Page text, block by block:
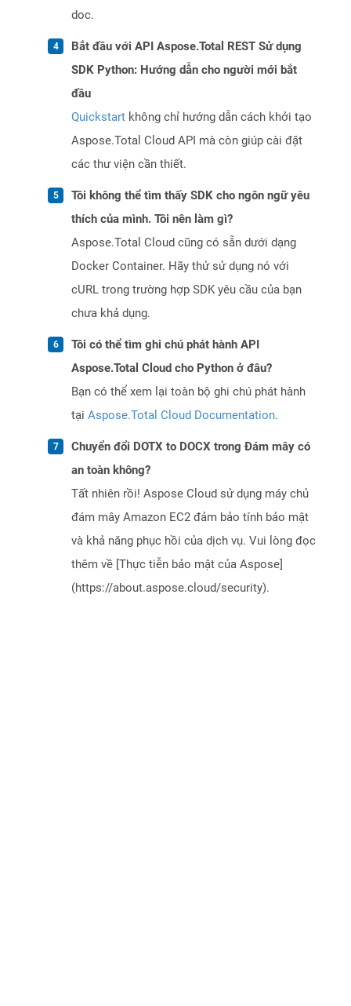
doc.
Bắt đầu với API Aspose.Total REST Sử dụng
SDK Python: Hướng dẫn cho người mới bắt
đầu
Quickstart không chỉ hướng dẫn cách khởi tạo
Aspose.Total Cloud API mà còn giúp cài đặt
các thư viện cần thiết.
Tôi không thể tìm thấy SDK cho ngôn ngữ yêu
thích của mình. Tôi nên làm gì?
Aspose.Total Cloud cũng có sẵn dưới dạng
Docker Container. Hãy thử sử dụng nó với
cURL trong trường hợp SDK yêu cầu của bạn
chưa khả dụng.
Tôi có thể tìm ghi chú phát hành API
Aspose.Total Cloud cho Python ở đâu?
Bạn có thể xem lại toàn bộ ghi chú phát hành
tại Aspose.Total Cloud Documentation.
Chuyển đổi DOTX to DOCX trong Đám mây có
an toàn không?
Tất nhiên rồi! Aspose Cloud sử dụng máy chủ
đám mây Amazon EC2 đảm bảo tính bảo mật
và khả năng phục hồi của dịch vụ. Vui lòng đọc
thêm về [Thực tiễn bảo mật của Aspose]
(https://about.aspose.cloud/security).